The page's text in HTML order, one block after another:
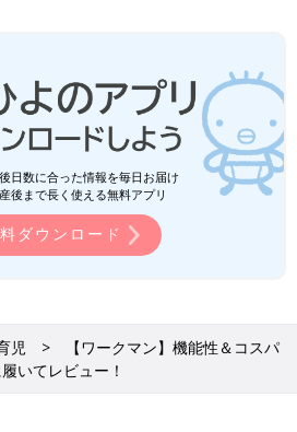
日数に合った情報を毎日お届け
後まで長く使える無料アプリ
ダウンロード
児
【ワークマン】機能性＆コスパ
いてレビュー！